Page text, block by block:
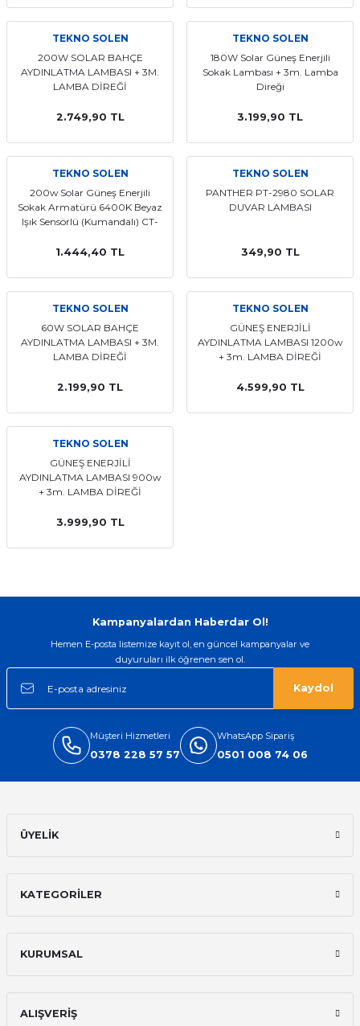
TEKNO SOLEN
200W SOLAR BAHÇE
AYDINLATMA LAMBASI + 3M.
LAMBA DİREĞİ
2.749,90 TL
TEKNO SOLEN
180W Solar Güneş Enerjili
Sokak Lambası + 3m. Lamba
Direği
3.199,90 TL
TEKNO SOLEN
200w Solar Güneş Enerjili
Sokak Armatürü 6400K Beyaz
Işık Sensörlü (Kumandalı) CT-
1.444,40 TL
TEKNO SOLEN
PANTHER PT-2980 SOLAR
DUVAR LAMBASI
349,90 TL
TEKNO SOLEN
60W SOLAR BAHÇE
AYDINLATMA LAMBASI + 3M.
LAMBA DİREĞİ
2.199,90 TL
TEKNO SOLEN
GÜNEŞ ENERJİLİ
AYDINLATMA LAMBASI 1200w
+ 3m. LAMBA DİREĞİ
4.599,90 TL
TEKNO SOLEN
GÜNEŞ ENERJİLİ
AYDINLATMA LAMBASI 900w
+ 3m. LAMBA DİREĞİ
3.999,90 TL
Kampanyalardan Haberdar Ol!
Hemen E-posta listemize kayıt ol, en güncel kampanyalar ve
duyuruları ilk öğrenen sen ol.
Kaydol
Müşteri Hizmetleri
0378 228 57 57
WhatsApp Sipariş
0501 008 74 06
ÜYELİK
KATEGORİLER
KURUMSAL
ALIŞVERİŞ